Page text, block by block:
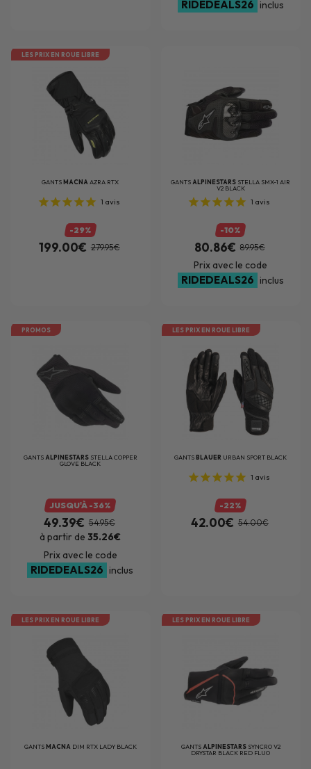
RIDEDEALS26 inclus
LES PRIX EN ROUE LIBRE
GANTSMACNA AZRA RTX
1 avis
-29%
199.00€ 279.95€
GANTS ALPINESTARS STELLA SMX-1 AIR
V2 BLACK
1 avis
-10%
80.86€ 89.95€
Prix avec le code
RIDEDEALS26 inclus
PROMOS
GANTS ALPINESTARS STELLA COPPER
GLOVE BLACK
JUSQU'À -36%
49.39€ 54.95€
à partir de35.26€
Prix avec le code
RIDEDEALS26 inclus
LES PRIX EN ROUE LIBRE
GANTSBLAUER URBAN SPORT BLACK
1 avis
-22%
42.00€ 54.00€
LES PRIX EN ROUE LIBRE
GANTS MACNA DIM RTX LADY BLACK
LES PRIX EN ROUE LIBRE
GANTSALPINESTARS SYNCRO V2
DRYSTAR BLACK RED FLUO